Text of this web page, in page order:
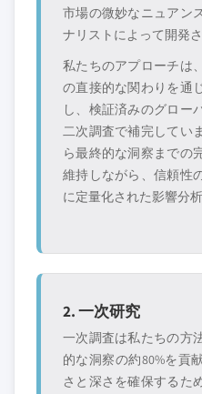
市場の微妙なニュアン
ナリストによって開発さ
私たちのアプローチは
の直接的な関わりを通
し、検証済みのグロー
二次調査で補完してい
ら最終的な洞察までの
維持しながら、信頼性
に定量化された影響分
2. 一次研究
一次調査は私たちの方
的な洞察の約80%を貢
さと深さを確保するた